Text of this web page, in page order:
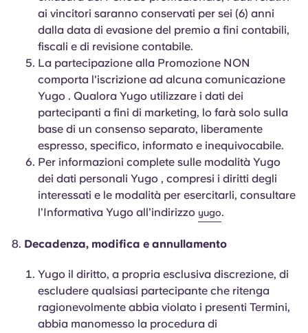
ai vincitori saranno conservati per sei (6) anni
dalla data di evasione del premio a fini contabili,
fiscali e di revisione contabile.
La partecipazione alla Promozione NON
comporta l'iscrizione ad alcuna comunicazione
Yugo . Qualora Yugo utilizzare i dati dei
partecipanti a fini di marketing, lo farà solo sulla
base di un consenso separato, liberamente
espresso, specifico, informato e inequivocabile.
Per informazioni complete sulle modalità Yugo
dei dati personali Yugo , compresi i diritti degli
interessati e le modalità per esercitarli, consultare
l’Informativa Yugo all’indirizzo yugo.
Decadenza, modifica e annullamento
Yugo il diritto, a propria esclusiva discrezione, di
escludere qualsiasi partecipante che ritenga
ragionevolmente abbia violato i presenti Termini,
abbia manomesso la procedura di